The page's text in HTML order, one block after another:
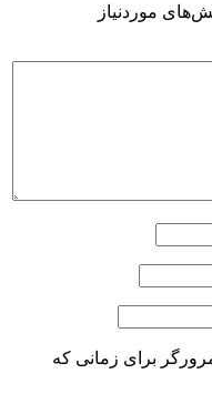
موردنیاز
برای زمانی که